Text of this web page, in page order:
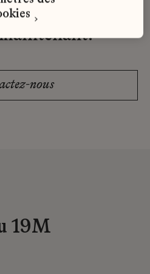
candidature
maintenant.
nous
19M